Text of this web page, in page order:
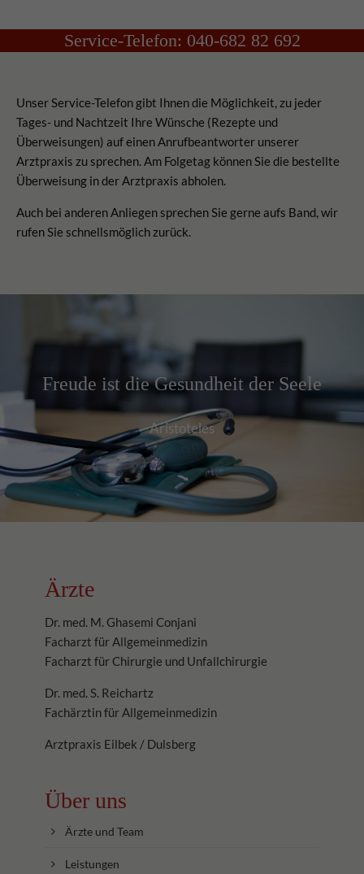
Service-Telefon: 040-682 82 692
Unser Service-Telefon gibt Ihnen die Möglichkeit, zu jeder
Tages- und Nachtzeit Ihre Wünsche (Rezepte und
Überweisungen) auf einen Anrufbeantworter unserer
Arztpraxis zu sprechen. Am Folgetag können Sie die bestellte
Überweisung in der Arztpraxis abholen.
Auch bei anderen Anliegen sprechen Sie gerne aufs Band, wir
rufen Sie schnellsmöglich zurück.
Freude ist die Gesundheit der Seele
Aristoteles
Ärzte
Dr. med. M. Ghasemi Conjani
Facharzt für Allgemeinmedizin
Facharzt für Chirurgie und Unfallchirurgie
Dr. med. S. Reichartz
Fachärztin für Allgemeinmedizin
Arztpraxis Eilbek / Dulsberg
Über uns
Ärzte und Team
Leistungen